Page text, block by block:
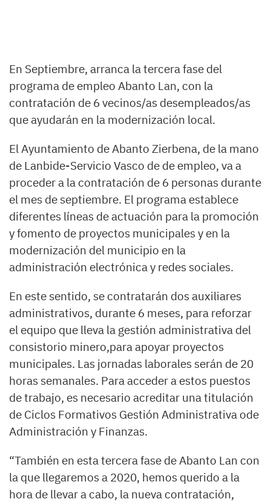
En Septiembre, arranca la tercera fase del
programa de empleo Abanto Lan, con la
contratación de 6 vecinos/as desempleados/as
que ayudarán en la modernización local.
El Ayuntamiento de Abanto Zierbena, de la mano
de Lanbide-Servicio Vasco de de empleo, va a
proceder a la contratación de 6 personas durante
el mes de septiembre. El programa establece
diferentes líneas de actuación para la promoción
y fomento de proyectos municipales y en la
modernización del municipio en la
administración electrónica y redes sociales.
En este sentido, se contratarán dos auxiliares
administrativos, durante 6 meses, para reforzar
el equipo que lleva la gestión administrativa del
consistorio minero,para apoyar proyectos
municipales. Las jornadas laborales serán de 20
horas semanales. Para acceder a estos puestos
de trabajo, es necesario acreditar una titulación
de Ciclos Formativos Gestión Administrativa ode
Administración y Finanzas.
“También en esta tercera fase de Abanto Lan con
la que llegaremos a 2020, hemos querido a la
hora de llevar a cabo, la nueva contratación,